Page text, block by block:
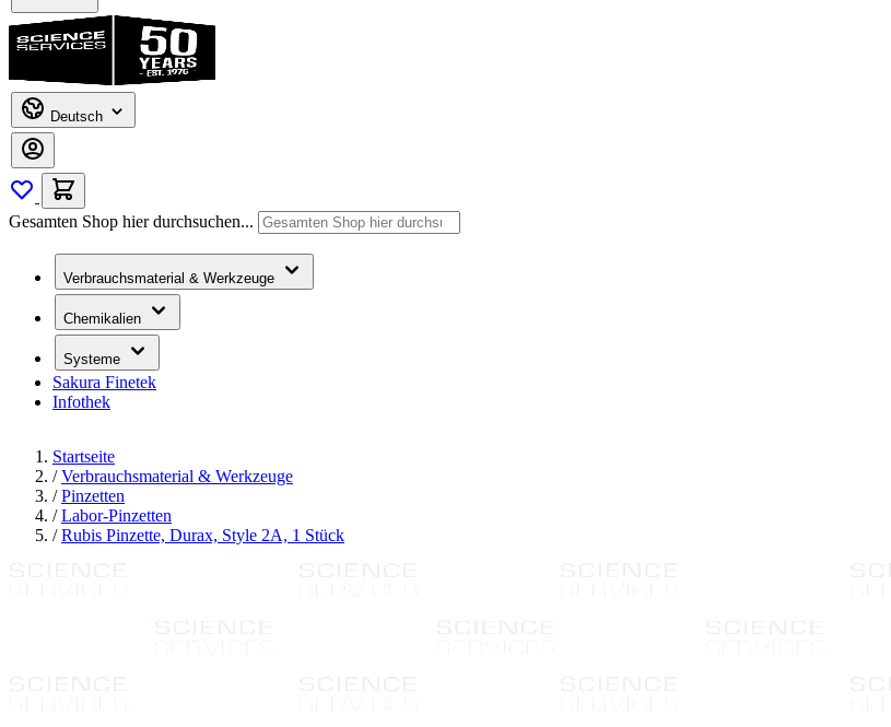
Deutsch
Gesamten Shop hier durchsuchen...
Verbrauchsmaterial & Werkzeuge
Chemikalien
Systeme
Sakura Finetek
Infothek
Startseite
/ Verbrauchsmaterial & Werkzeuge
/ Pinzetten
/ Labor-Pinzetten
/ Rubis Pinzette, Durax, Style 2A, 1 Stück